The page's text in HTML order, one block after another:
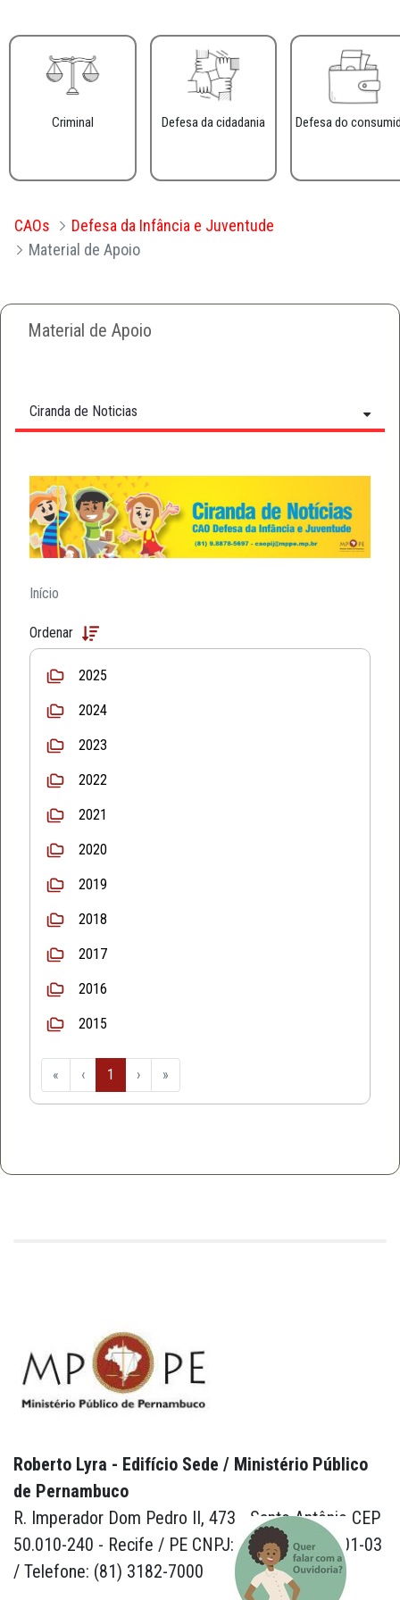
Criminal Defesa da cidadania Defesa do
CAOs
Defesa da Infância e Juventude
Material de Apoio
Material de Apoio
Ciranda de Noticias
Início
Ordenar
2025
2024
2023
2022
2021
2020
2019
2018
2017
2016
2015
« ‹ 1 › »
Roberto Lyra - Edifício Sede / Ministério Público
de Pernambuco
R. Imperador Dom Pedro II, 473 - Santo Antônio CEP
50.010-240 - Recife / PE CNPJ: 24.417.065/0001-03
/ Telefone: (81) 3182-7000